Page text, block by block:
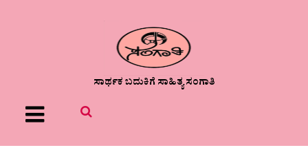
ಸಾರ್ಥಕ ಬದುಕಿಗೆ ಸಾಹಿತ್ಯ ಸಂಗಾತಿ
Menu